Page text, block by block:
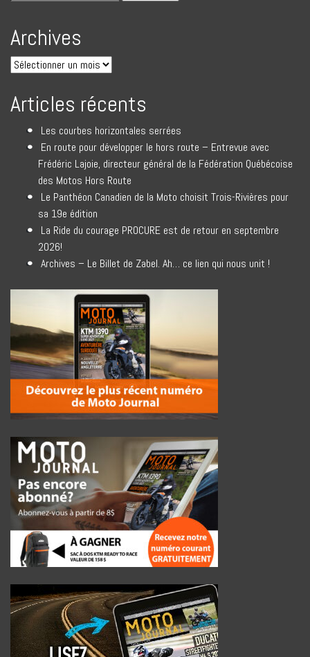
Archives
Articles récents
Les courbes horizontales serrées
En route pour développer le hors route – Entrevue avec
Frédéric Lajoie, directeur général de la Fédération Québécoise
des Motos Hors Route
Le Panthéon Canadien de la Moto choisit Trois-Rivières pour
sa 19e édition
La Ride du courage PROCURE est de retour en septembre
2026!
Archives – Le Billet de Zabel. Ah… ce lien qui nous unit !